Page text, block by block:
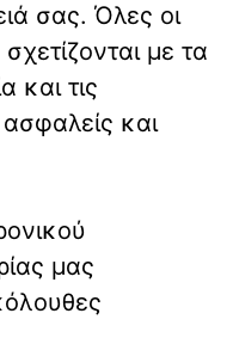
σας. Όλες οι
με τα
και τις
και
μας